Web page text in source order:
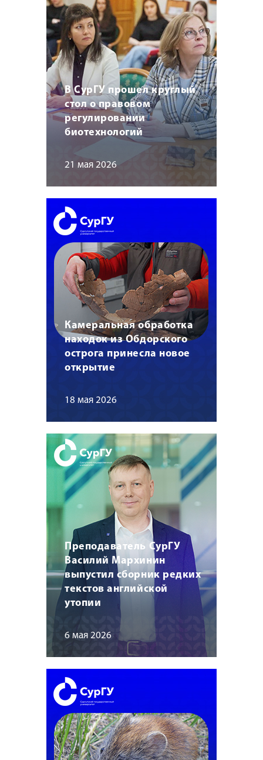
В СурГУ прошел круглый
стол о правовом
регулировании
биотехнологий
21 мая 2026
Камеральная обработка
находок из Обдорского
острога принесла новое
открытие
18 мая 2026
Преподаватель СурГУ
Василий Мархинин
выпустил сборник редких
текстов английской
утопии
6 мая 2026